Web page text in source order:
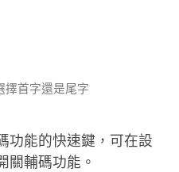
擇首字還是尾字
功能的快速鍵，可在設
關輔碼功能。